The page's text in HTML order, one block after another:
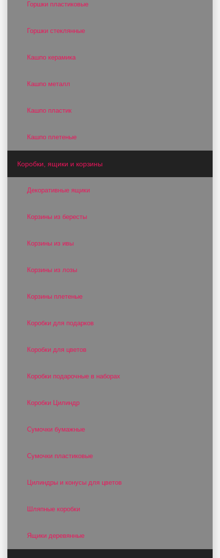
Горшки пластиковые
Горшки стеклянные
Кашпо керамика
Кашпо металл
Кашпо пластик
Кашпо плетеные
Коробки, ящики и корзины
Декоративные ящики
Корзины из бересты
Корзины из ивы
Корзины из лозы
Корзины плетеные
Коробки для подарков
Коробки для цветов
Коробки подарочные в наборах
Коробки Цилиндр
Сумочки бумажные
Сумочки пластиковые
Цилиндры и конусы для цветов
Шляпные коробки
Ящики деревянные